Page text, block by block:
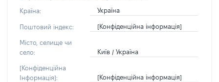
Країна: Україна
Поштовий індекс: [Конфіденційна інформація]
Місто, селище чи
село:
Київ / Україна
[Конфіденційна
Інформація]:
[Конфіденційна інформація]